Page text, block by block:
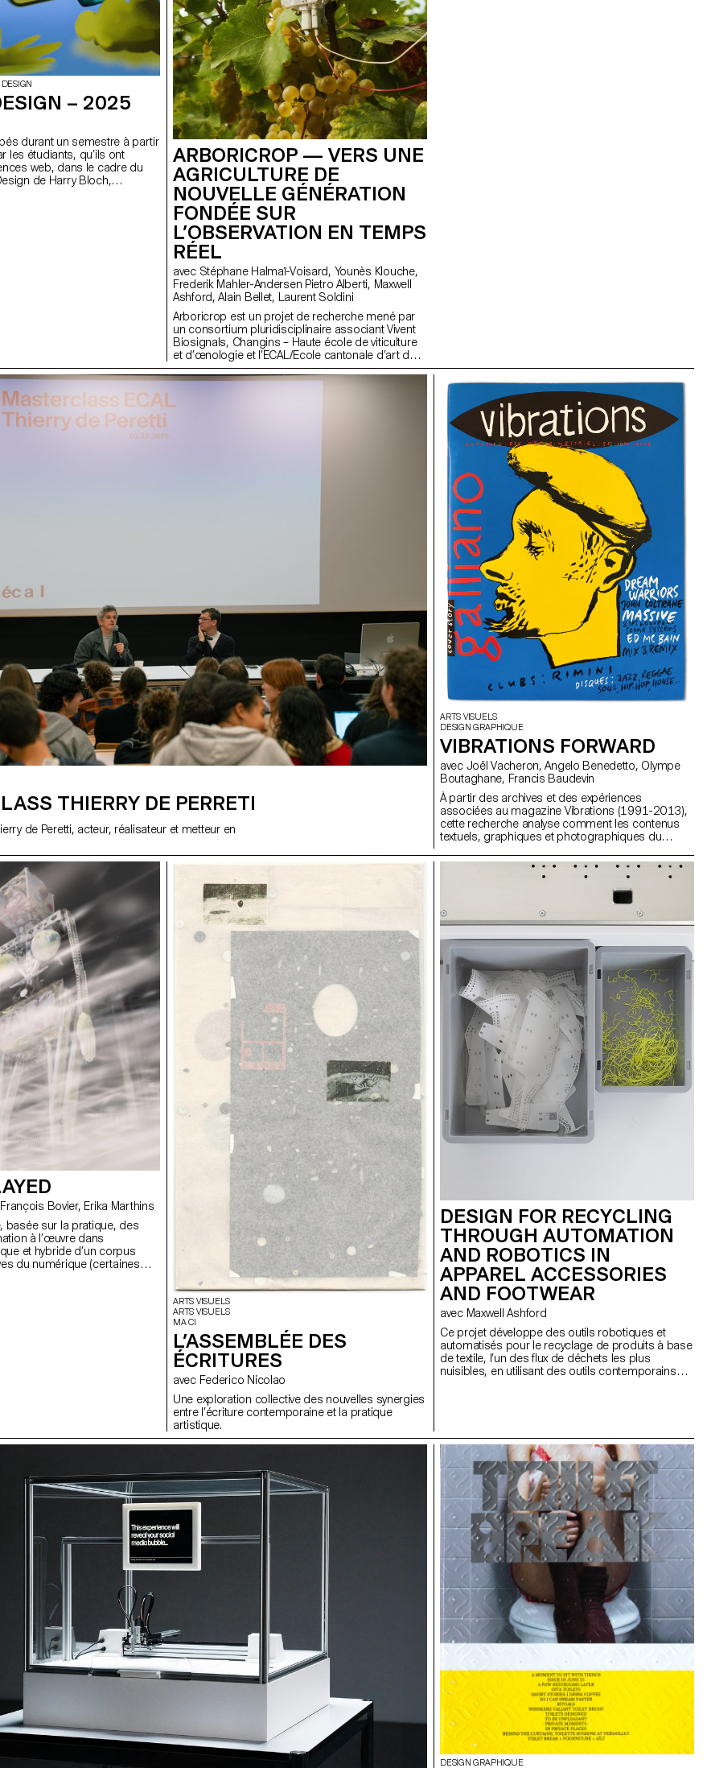
– 2025
durant un semestre à partir
les étudiants, qu’ils ont
web, dans le cadre du
de Harry Bloch,
ARBORICROP — VERS UNE
AGRICULTURE DE
NOUVELLE GÉNÉRATION
FONDÉE SUR
L’OBSERVATION EN TEMPS
RÉEL
avec Stéphane Halmaï-Voisard, Younès Klouche,
Frederik Mahler-Andersen Pietro Alberti, Maxwell
Ashford, Alain Bellet, Laurent Soldini
Arboricrop est un projet de recherche mené par
un consortium pluridisciplinaire associant Vivent
Biosignals, Changins – Haute école de viticulture
et d’œnologie et l’ECAL/Ecole cantonale d’art de
Lausanne (HES-SO), avec le soutien d'Innosuisse.
Il vise à développer un capteur
pour une utilisation en conditions agricoles réelles
THIERRY DE PERRETI
de Peretti, acteur, réalisateur et metteur en
ARTS VISUELS
DESIGN GRAPHIQUE
VIBRATIONS FORWARD
avec Joël Vacheron, Angelo Benedetto, Olympe
Boutaghane, Francis Baudevin
À partir des archives et des expériences
associées au magazine Vibrations (1991-2013),
cette recherche analyse comment les contenus
textuels, graphiques et photographiques du
communiquer à propos des musiques
populaires aujourd’hui.
avec Patrick Keller, François Bovier, Erika Marthins
basée sur la pratique, des
à l’œuvre dans
et hybride d’un corpus
du numérique (certaines
ARTS VISUELS
ARTS VISUELS
MA CI
L’ASSEMBLÉE DES
ÉCRITURES
avec Federico Nicolao
Une exploration collective des nouvelles synergies
entre l’écriture contemporaine et la pratique
artistique.
DESIGN FOR RECYCLING
THROUGH AUTOMATION
AND ROBOTICS IN
APPAREL ACCESSORIES
AND FOOTWEAR
avec Maxwell Ashford
Ce projet développe des outils robotiques et
automatisés pour le recyclage de produits à base
de textile, l’un des flux de déchets les plus
nuisibles, en utilisant des outils contemporains
DESIGN GRAPHIQUE